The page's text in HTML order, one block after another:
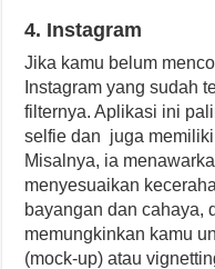
4. Instagram
Jika kamu belum
Instagram yang sudah
filternya. Aplikasi ini
selfie dan juga
Misalnya, ia
menyesuaikan
bayangan dan cahaya,
memungkinkan kamu
(mock-up) atau